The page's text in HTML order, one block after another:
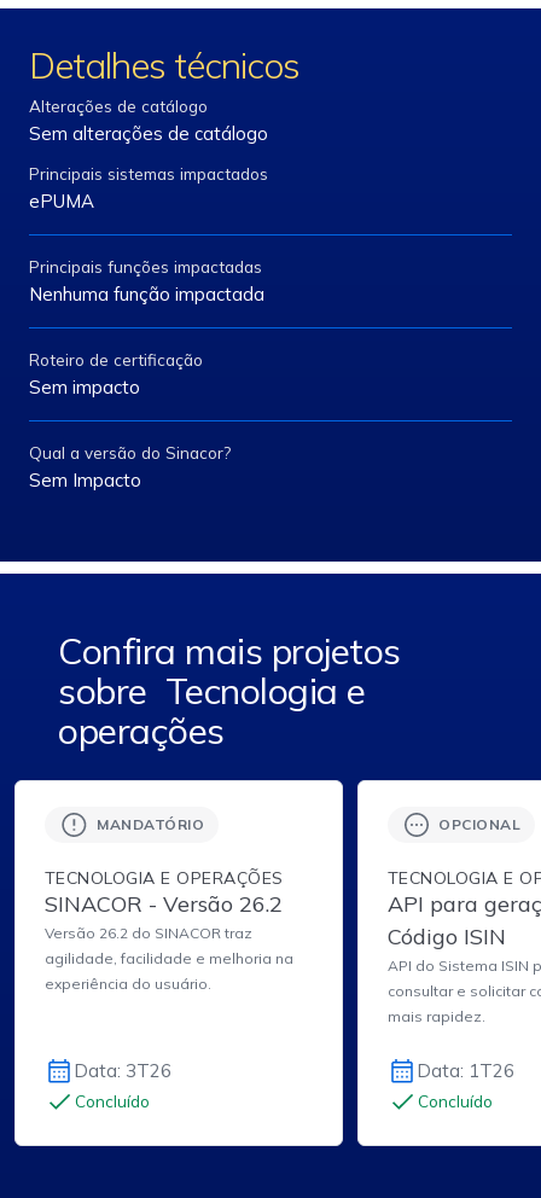
de outubro e novembro/2025, com encerramento
previsto para o dia 07/11. As datas serão alinhadas
individualmente com os usuários da aplicação no
impactos previstos para os participantes estão a
substituição do channels e a validação das conexões. A
validação acontecerá durante o morning call e será
alinhadas individualmente com cada participante.
Detalhes técnicos
Alterações de catálogo
Sem alterações de catálogo
Principais sistemas impactados
ePUMA
Principais funções impactadas
Nenhuma função impactada
Roteiro de certificação
Sem impacto
Qual a versão do Sinacor?
Sem Impacto
Confira mais projetos
sobre Tecnologia e
operações
MANDATÓRIO
TECNOLOGIA E OPERAÇÕES
SINACOR - Versão 26.2
Versão 26.2 do SINACOR traz
agilidade, facilidade e melhoria na
experiência do usuário.
Data: 3T26
Concluído
OPCIONAL
TECNOLOGIA E
API para
Código ISIN
API do Sistema ISIN
consultar e solicitar
mais rapidez.
Data: 1T26
Concluído